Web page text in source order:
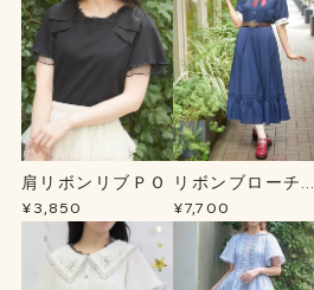
肩リボンリブＰＯ
¥3,850
リボンブローチ薔
薇刺繍ＯＰ
¥7,700